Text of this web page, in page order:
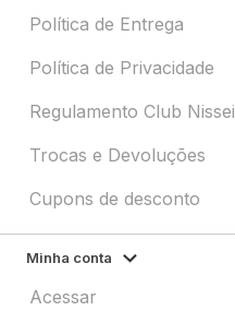
Política de Entrega
Política de Privacidade
Regulamento Club Nissei
Trocas e Devoluções
Cupons de desconto
Minha conta
Acessar